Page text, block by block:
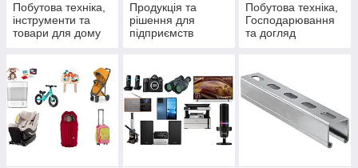
Побутова техніка,
інструменти та
товари для дому
Продукція та
рішення для
підприємств
Побутова техніка,
Господарювання
та догляд